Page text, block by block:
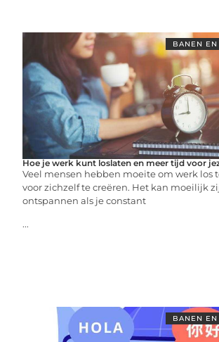
BANEN
Hoe je werk kunt loslaten en meer tijd voor
Veel mensen hebben moeite om werk los
voor zichzelf te creëren. Het kan moeilijk
ontspannen als je constant
...
BANEN